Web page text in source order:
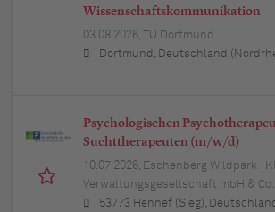
Wissenschaftskommunikation
03.08.2026,
TU Dortmund
Dortmund, Deutschland
Psychologischen
Suchttherapeuten (m/w/d)
10.07.2026, Eschenberg Wildpark-
Verwaltungsgesellschaft mbH & Co.
53773 Hennef (Sieg), Deutschland